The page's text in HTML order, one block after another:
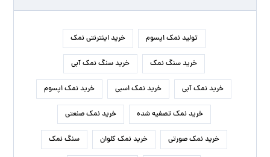
تولید نمک اپسوم خرید اینترنتی نمک
خرید سنگ نمک خرید سنگ نمک آبی
خرید نمک آبی خرید نمک اسبی خرید نمک اپسوم
خرید نمک تصفیه شده خرید نمک صنعتی
خرید نمک صورتی خرید نمک کلوان سنگ نمک